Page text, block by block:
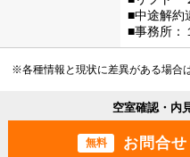
■中途解
■事務所：
※各種情報と現状に差異がある場合
空室確認・内
無料